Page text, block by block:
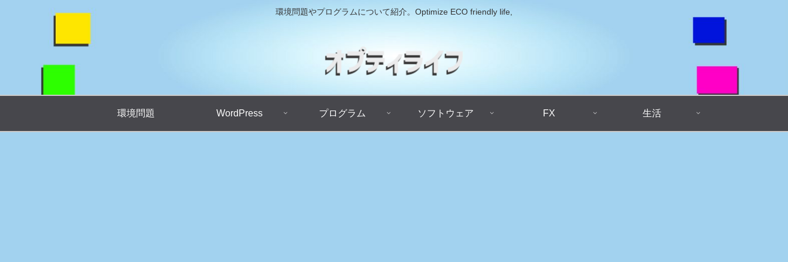
環境問題やプログラムについて紹介。Optimize ECO friendly life,
環境問題 WordPress プログラム ソフトウェア FX 生活